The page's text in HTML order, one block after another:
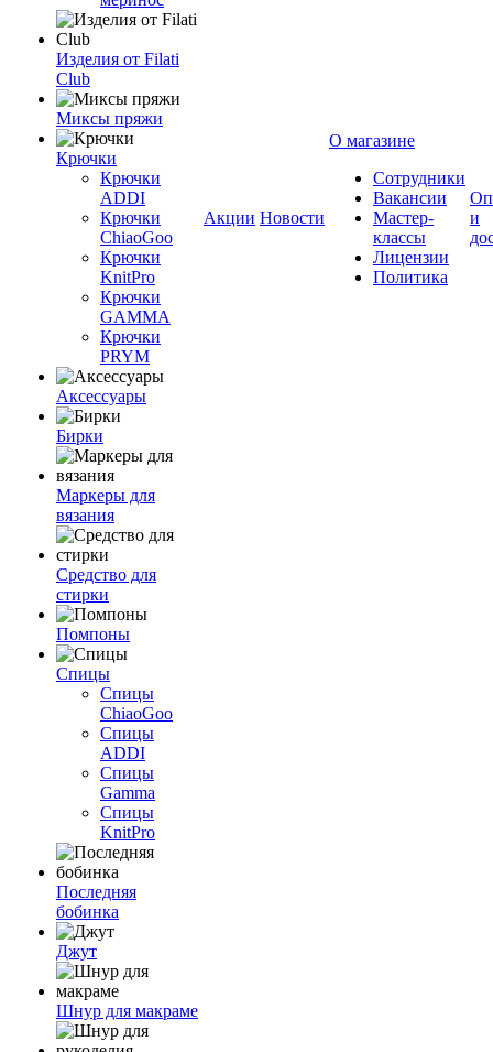
Изделия от Filati
Club
Миксы пряжи
Крючки
Крючки
ADDI
Крючки
ChiaoGoo
Крючки
KnitPro
Крючки
GAMMA
Крючки
PRYM
Аксессуары
Бирки
Маркеры для
вязания
Средство для
стирки
Помпоны
Спицы
Спицы
ChiaoGoo
Спицы
ADDI
Спицы
Gamma
Спицы
KnitPro
Последняя
бобинка
Джут
Шнур для макраме
Акции Новости
О магазине
Сотрудники
Вакансии
Мастер-
классы
Лицензии
Политика
и